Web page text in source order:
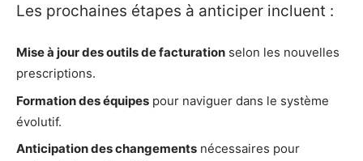
Les prochaines étapes à anticiper incluent :
Mise à jour des outils de facturation selon les nouvelles
prescriptions.
Formation des équipes pour naviguer dans le système
évolutif.
Anticipation des changements nécessaires pour